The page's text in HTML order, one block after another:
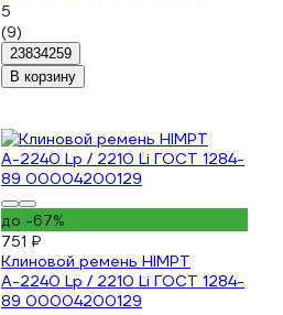
5
(9)
23834259
В корзину
до -67%
751 ₽
Клиновой ремень HIMPT
А-2240 Lp / 2210 Li ГОСТ 1284-
89 00004200129